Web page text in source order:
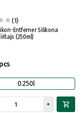
(1)
Entferner Silikona
(250ml)
0.250l